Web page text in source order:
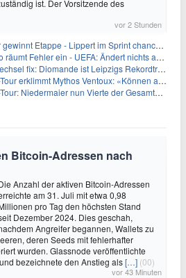
ist. Der Vorsitzende des
vor 2 Stunden
Etappe - Lippert im Sprint chancenlos
Fehler ein - UEFA: Ändert nichts an Boykott
fix: Diomande ist Leipzigs Rekordtransfer
erklimmt Mythos Ventoux: «Können alles schaffen»
Niedermaier nun Vierte der Gesamtwertung
Bitcoin-Adressen nach
Anzahl der aktiven Bitcoin-Adressen
am 31. Juli mit etwa 0,98
pro Tag den höchsten Stand
Dezember 2024. Dies geschah,
Angreifer begannen, Wallets zu
deren Seeds mit fehlerhafter
wurden. Glassnode veröffentlichte
bezeichnete den Anstieg als[…] (00)
vor 43 Minuten